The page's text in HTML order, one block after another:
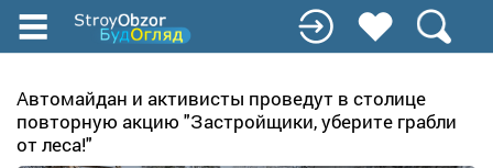
Перейти
содержанию
Автомайдан и активисты проведут в столице
повторную акцию "Застройщики, уберите грабли
от леса!"